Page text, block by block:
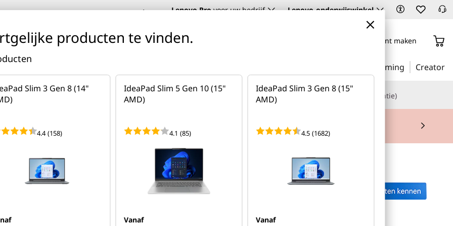
Dutch Lenovo Provoor uw bedrijf Lenovo-onderwijswinkel
Aanmelden/account maken
Gaming Creator
Mobiele Telefoons Servers en opslagruimte AI (Kunstmatige intelligentie)
Dunne en lichte pc's | Kracht voor onderweg.
producten te vinden.
Slim 3 Gen 8 (14"
4.4 (158)
IdeaPad Slim 5 Gen 10 (15"
AMD)
4.1 (85)
Vanaf
IdeaPad Slim 3 Gen 8 (15"
AMD)
4.5 (1682)
Vanaf
IdeaPad Flex 5 (15" AMD)